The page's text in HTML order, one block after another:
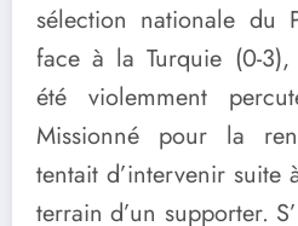
sélection nationale du
face à la Turquie (0-3),
été violemment
Missionné pour la
tentait d’intervenir suite
terrain d’un supporter.